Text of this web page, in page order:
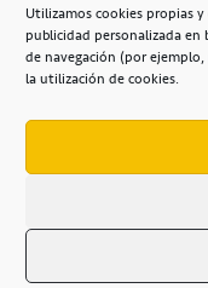
Utilizamos cookies propias
publicidad personalizada
de navegación (por
la utilización de cookies.
+34 922
Casa del
POLÍTICA DE
AVISO